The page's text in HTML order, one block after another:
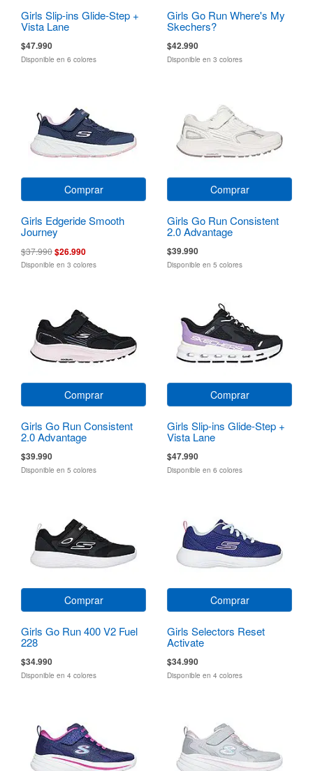
Girls Slip-ins Glide-Step +
Vista Lane
$47.990
Disponible en 6 colores
Girls Go Run Where's My
Skechers?
$42.990
Disponible en 3 colores
Comprar
Girls Edgeride Smooth
Journey
$37.990$26.990
Disponible en 3 colores
Comprar
Girls Go Run Consistent
2.0 Advantage
$39.990
Disponible en 5 colores
Comprar
Girls Go Run Consistent
2.0 Advantage
$39.990
Disponible en 5 colores
Comprar
Girls Slip-ins Glide-Step +
Vista Lane
$47.990
Disponible en 6 colores
Comprar
Girls Go Run 400 V2 Fuel
228
$34.990
Disponible en 4 colores
Comprar
Girls Selectors Reset
Activate
$34.990
Disponible en 4 colores